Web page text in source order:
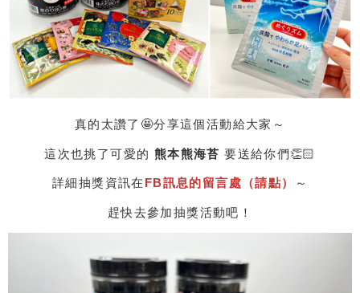
真的太讚了🤩分享這個活動給大家～
這次也挑了可愛的 熊本熊海苔要送給你們👏🏻
詳細抽獎資訊在 FB訊息的留言處（請點） ～
趕快去參加抽獎活動吧！